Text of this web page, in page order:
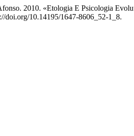
2010. «Etologia E Psicologia
doi.org/10.14195/1647-8606_52-1_8.